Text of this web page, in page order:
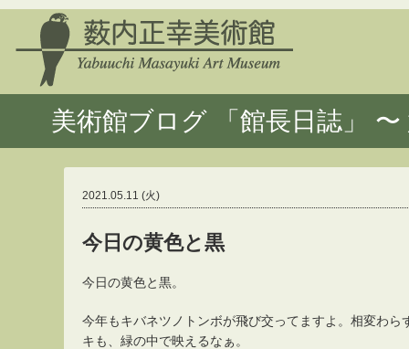
美術館ブログ 「館長日誌」
2021.05.11 (火)
今日の黄色と黒
今日の黄色と黒。
今年もキバネツノトンボが飛び交ってますよ。相変わら
キも、緑の中で映えるなぁ。